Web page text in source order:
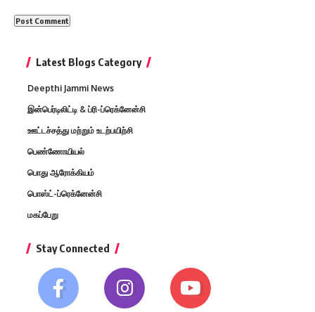
Latest Blogs Category
Deepthi Jammi News
இன்பெர்டிலிட்டி & ப்ரி-ப்ரெக்னேன்சி
ஊட்டச்சத்து மற்றும் உடற்பயிற்சி
பெண்ணோயியல்
பொது ஆரோக்கியம்
பொஸ்ட்-ப்ரெக்னேன்சி
மகப்பேறு
Stay Connected